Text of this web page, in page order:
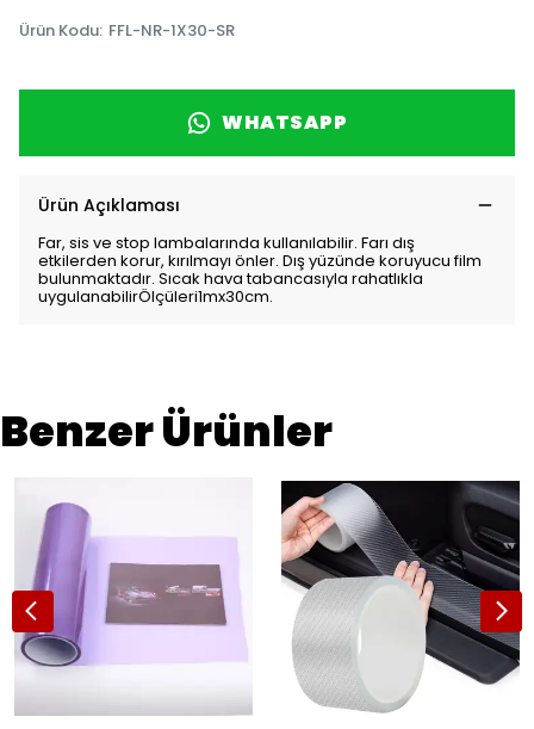
Ürün Kodu: FFL-NR-1X30-SR
WHATSAPP
Ürün Açıklaması
Far, sis ve stop lambalarında kullanılabilir. Farı dış
etkilerden korur, kırılmayı önler. Dış yüzünde koruyucu film
bulunmaktadır. Sıcak hava tabancasıyla rahatlıkla
uygulanabilirÖlçüleri1mx30cm.
Benzer Ürünler